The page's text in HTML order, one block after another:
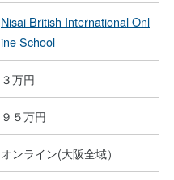
Nisai British International Onl
ine School
３万円
９５万円
オンライン(大阪全域）